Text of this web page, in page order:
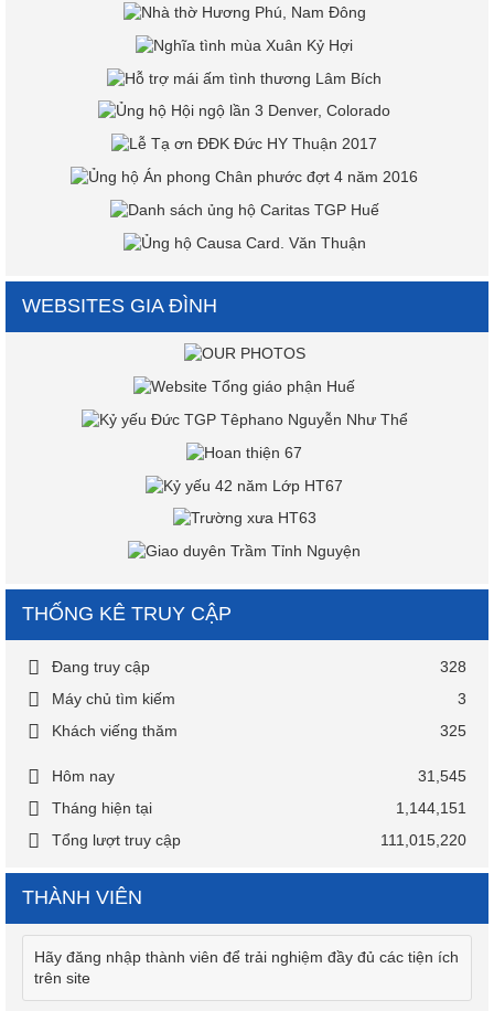
WEBSITES GIA ĐÌNH
THỐNG KÊ TRUY CẬP
Đang truy cập
328
Máy chủ tìm kiếm
3
Khách viếng thăm
325
Hôm nay
31,545
Tháng hiện tại
1,144,151
Tổng lượt truy cập
111,015,220
THÀNH VIÊN
Hãy đăng nhập thành viên để trải nghiệm đầy đủ các tiện ích
trên site